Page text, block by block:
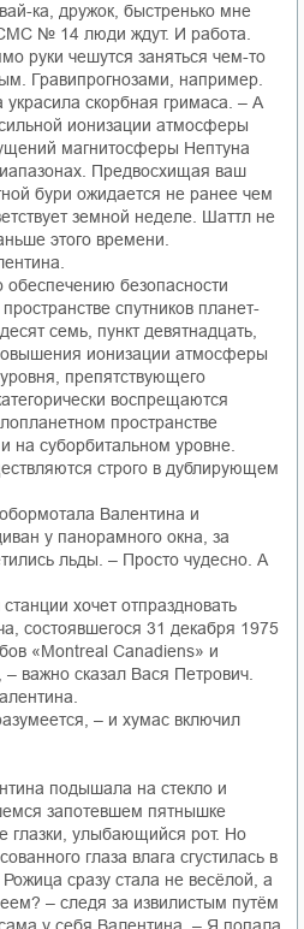
ка, дружок, быстренько мне
№ 14 люди ждут. И работа.
руки чешутся заняться чем-то
Гравипрогнозами, например.
скорбная гримаса. – А
ионизации атмосферы
магнитосферы Нептуна
Предвосхищая ваш
бури ожидается не ранее чем
земной неделе. Шаттл не
этого времени.
обеспечению безопасности
спутников планет-
семь, пункт девятнадцать,
ионизации атмосферы
препятствующего
воспрещаются
пространстве
на суборбитальном уровне.
строго в дублирующем
Валентина и
у панорамного окна, за
льды. – Просто чудесно. А
хочет отпраздновать
состоявшегося 31 декабря 1975
«Montreal Canadiens» и
важно сказал Вася Петрович.
– и хумас включил
подышала на стекло и
запотевшем пятнышке
глазки, улыбающийся рот. Но
глаза влага сгустилась в
сразу стала не весёлой, а
– следя за извилистым путём